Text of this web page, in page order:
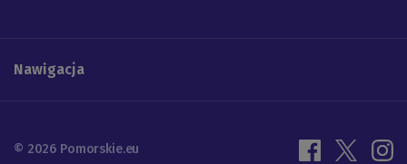
Nawigacja
© 2026 Pomorskie.eu